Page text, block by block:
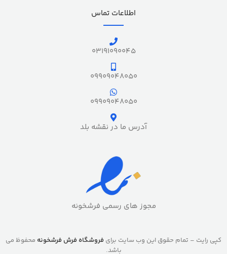
اطلاعات تماس
03191090045
09909048050
09909048050
آدرس ما در نقشه بلد
مجوز های رسمی فرشخونه
کپی رایت – تمام حقوق این وب سایت برای فروشگاه فرش فرشخونه محفوظ می
باشد.